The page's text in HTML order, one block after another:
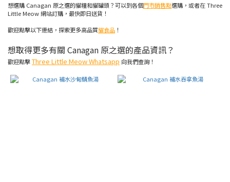
火
雞
(1)
肉
(1)
想選購 Canagan 原之選的貓糧和貓罐頭？可以到各個門市銷售點選購，或者在 Three
Little Meow 網站訂購，最快即日送貨！
歡迎點擊以下連結，探索更多高品質貓食品 ！
想取得更多有關 Canagan 原之選的產品資訊？
歡迎點擊Three Little Meow Whatsapp 向我們查詢！